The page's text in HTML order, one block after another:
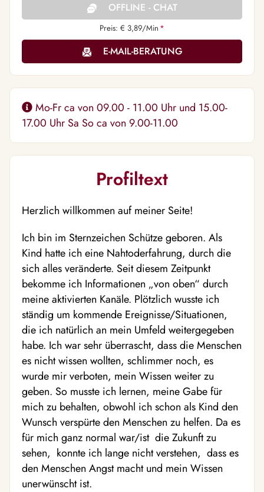
OFFLINE - CHAT
Preis: € 3,89/Min *
E-MAIL-BERATUNG
Mo-Fr ca von 09.00 - 11.00 Uhr und 15.00-
17.00 Uhr Sa So ca von 9.00-11.00
Profiltext
Herzlich willkommen auf meiner Seite!
Ich bin im Sternzeichen Schütze geboren. Als
Kind hatte ich eine Nahtoderfahrung, durch die
sich alles veränderte. Seit diesem Zeitpunkt
bekomme ich Informationen „von oben“ durch
meine aktivierten Kanäle. Plötzlich wusste ich
ständig um kommende Ereignisse/Situationen,
die ich natürlich an mein Umfeld weitergegeben
habe. Ich war sehr überrascht, dass die Menschen
es nicht wissen wollten, schlimmer noch, es
wurde mir verboten, mein Wissen weiter zu
geben. So musste ich lernen, meine Gabe für
mich zu behalten, obwohl ich schon als Kind den
Wunsch verspürte den Menschen zu helfen. Da es
für mich ganz normal war/ist die Zukunft zu
sehen, konnte ich lange nicht verstehen, dass es
den Menschen Angst macht und mein Wissen
unerwünscht ist.